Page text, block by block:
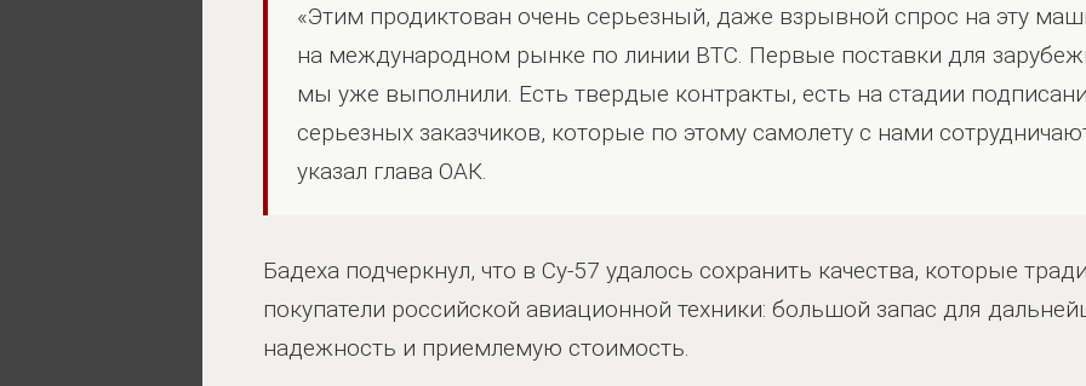
«Этим продиктован очень серьезный, даже взрывной спрос на эту
на международном рынке по линии ВТС. Первые поставки для
мы уже выполнили. Есть твердые контракты, есть на стадии
серьезных заказчиков, которые по этому самолету с нами
указал глава ОАК.
Бадеха подчеркнул, что в Су-57 удалось сохранить качества, которые
покупатели российской авиационной техники: большой запас для
надежность и приемлемую стоимость.